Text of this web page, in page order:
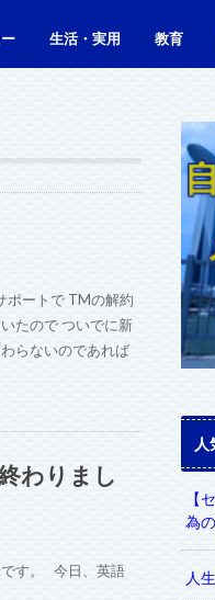
生活・実用 教育
ポートで TMの解約
たので ついでに新
らないのであれば
わりまし
す。 今日、英語
人
【
為
人